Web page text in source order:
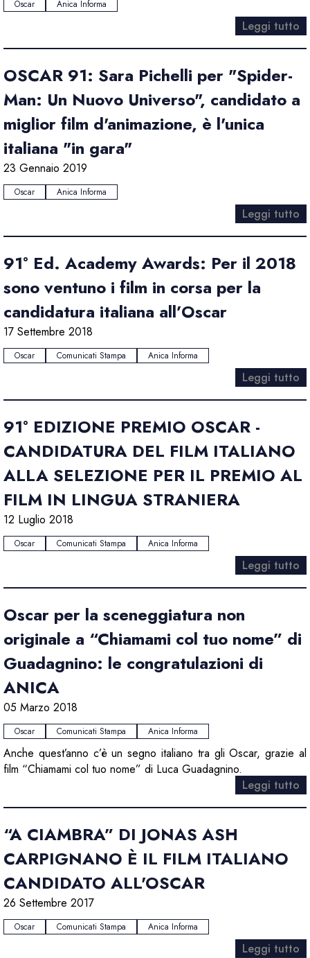
Oscar Anica Informa
Leggi tutto
OSCAR 91: Sara Pichelli per "Spider-
Man: Un Nuovo Universo", candidato a
miglior film d'animazione, è l'unica
italiana "in gara"
23 Gennaio 2019
Oscar Anica Informa
Leggi tutto
91° Ed. Academy Awards: Per il 2018
sono ventuno i film in corsa per la
candidatura italiana all’Oscar
17 Settembre 2018
Oscar Comunicati Stampa Anica Informa
Leggi tutto
91° EDIZIONE PREMIO OSCAR -
CANDIDATURA DEL FILM ITALIANO
ALLA SELEZIONE PER IL PREMIO AL
FILM IN LINGUA STRANIERA
12 Luglio 2018
Oscar Comunicati Stampa Anica Informa
Leggi tutto
Oscar per la sceneggiatura non
originale a “Chiamami col tuo nome” di
Guadagnino: le congratulazioni di
ANICA
05 Marzo 2018
Oscar Comunicati Stampa Anica Informa
Anche quest’anno c’è un segno italiano tra gli Oscar, grazie al
film “Chiamami col tuo nome” di Luca Guadagnino.
Leggi tutto
“A CIAMBRA” DI JONAS ASH
CARPIGNANO È IL FILM ITALIANO
CANDIDATO ALL'OSCAR
26 Settembre 2017
Oscar Comunicati Stampa Anica Informa
Leggi tutto